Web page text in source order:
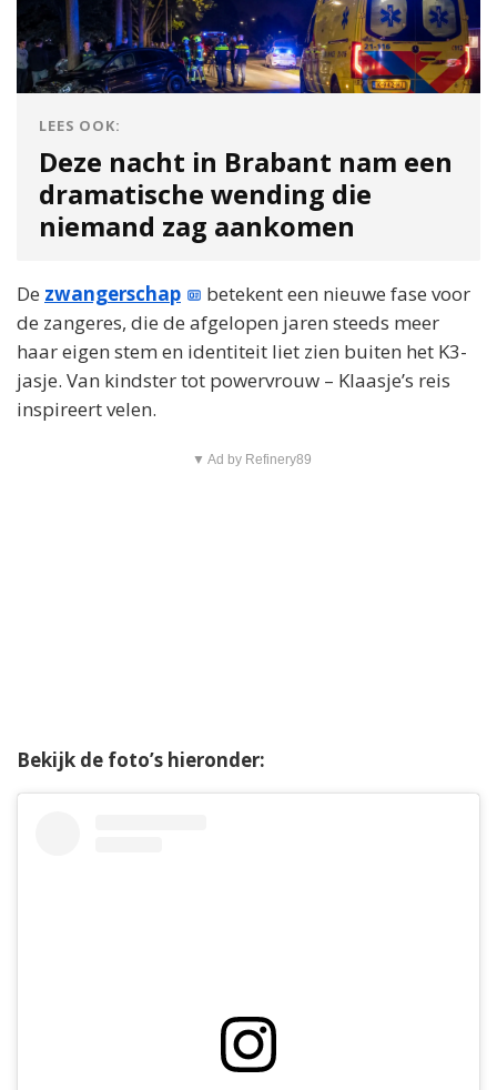
LEES OOK:
Deze nacht in Brabant nam een
dramatische wending die
niemand zag aankomen
De zwangerschap
betekent een nieuwe fase voor
de zangeres, die de afgelopen jaren steeds meer
haar eigen stem en identiteit liet zien buiten het K3-
jasje. Van kindster tot powervrouw – Klaasje’s reis
inspireert velen.
▼ Ad by Refinery89
Bekijk de foto’s hieronder: